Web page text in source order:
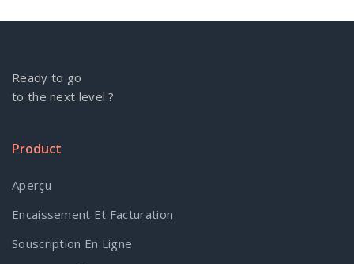
Ready to go
to the next level ?
Product
Aperçu
Encaissement Et Facturation
Souscription En Ligne